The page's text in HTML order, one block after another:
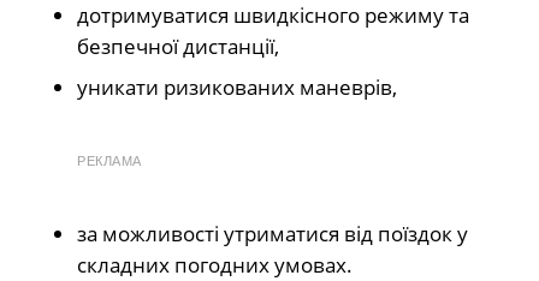
дотримуватися швидкісного режиму та
безпечної дистанції,
уникати ризикованих маневрів,
РЕКЛАМА
за можливості утриматися від поїздок у
складних погодних умовах.